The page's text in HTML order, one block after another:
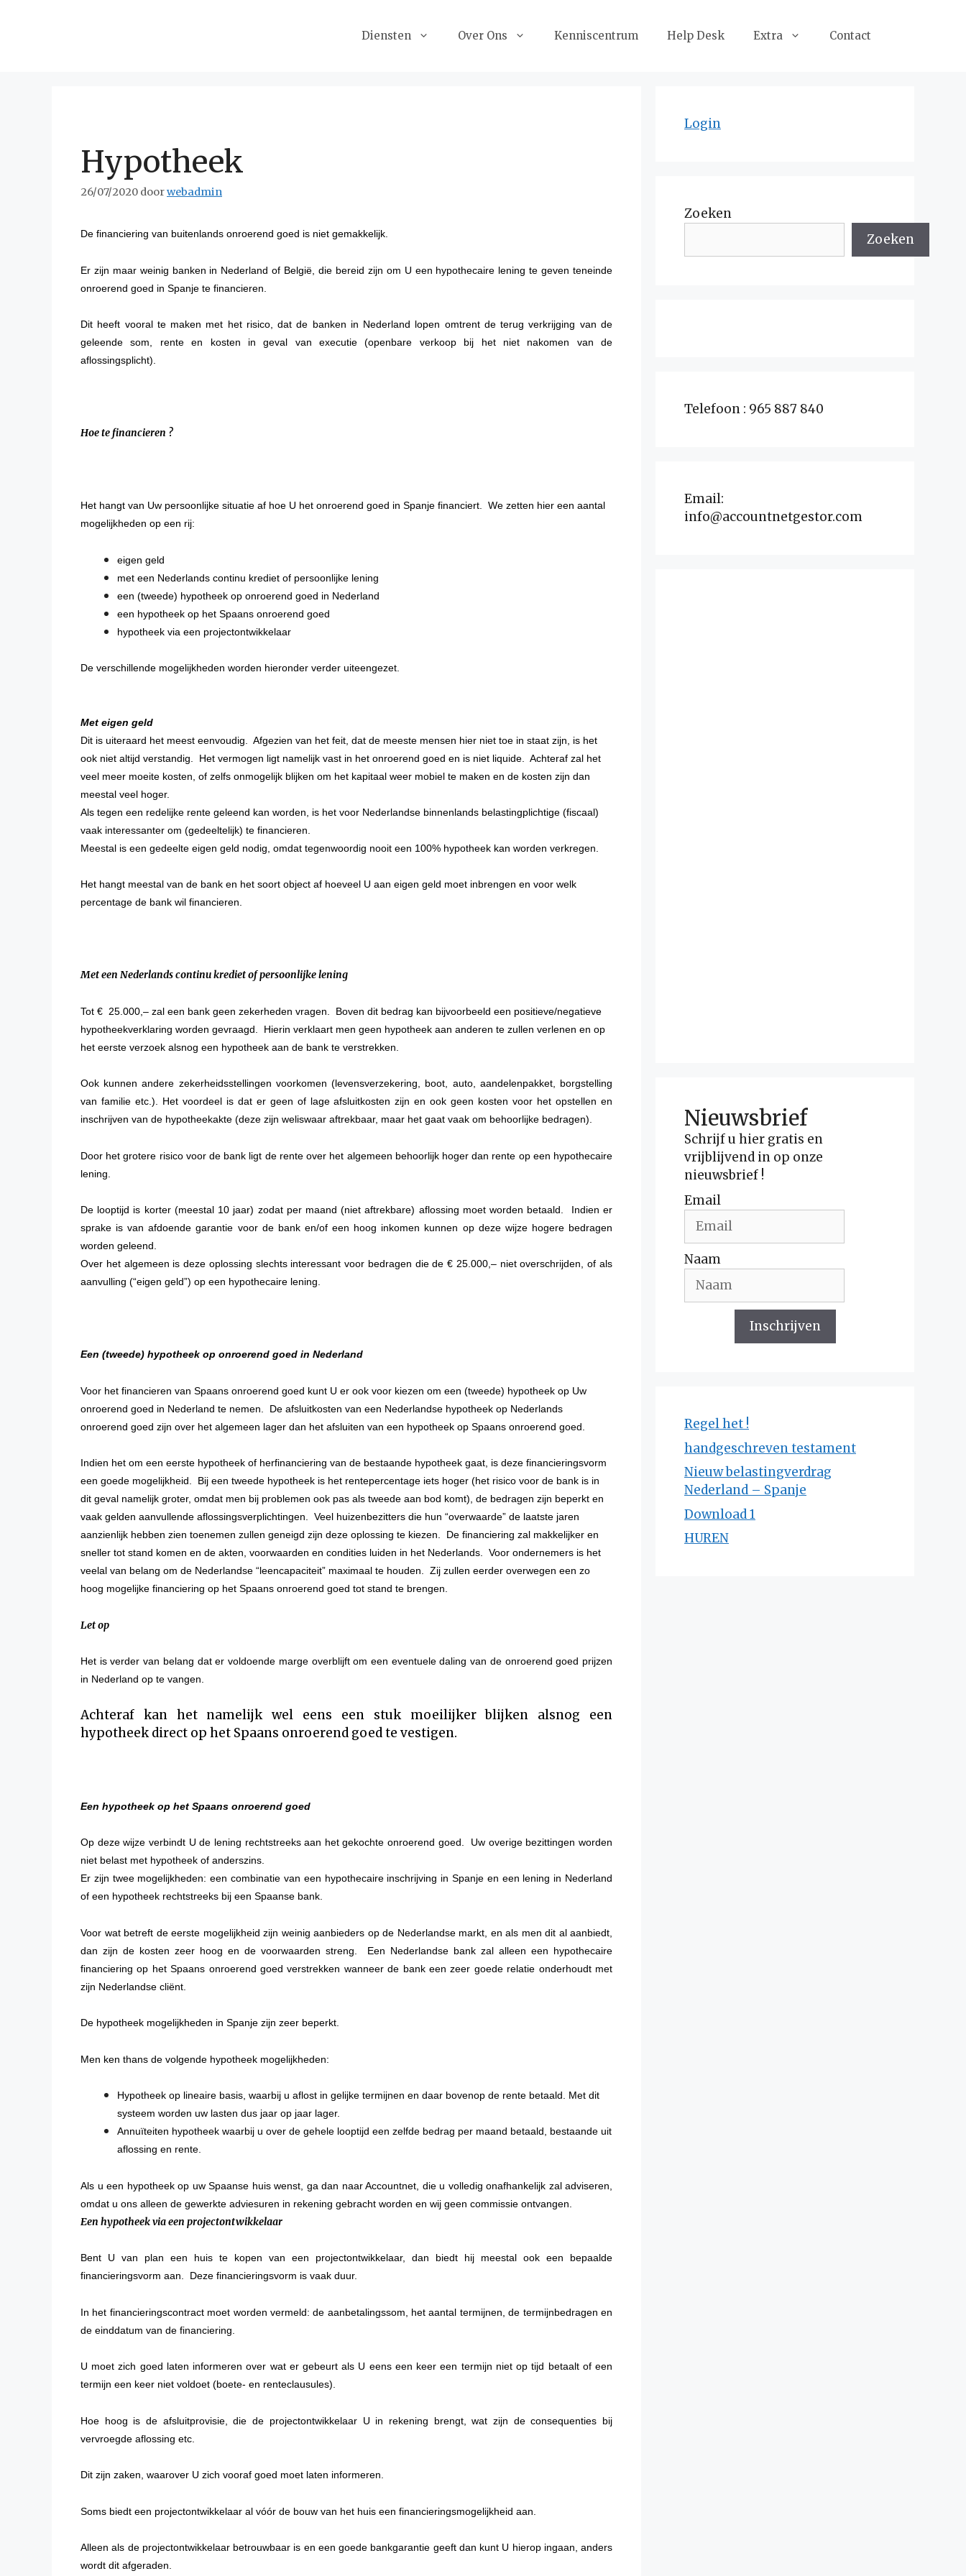
Diensten Over Ons Kenniscentrum Help Desk Extra Contact
Hypotheek
26/07/2020 doorwebadmin
De financiering van buitenlands onroerend goed is niet gemakkelijk.
Er zijn maar weinig banken in Nederland of België, die bereid zijn om U een hypothecaire lening te geven teneinde
onroerend goed in Spanje te financieren.
Dit heeft vooral te maken met het risico, dat de banken in Nederland lopen omtrent de terug verkrijging van de
geleende som, rente en kosten in geval van executie (openbare verkoop bij het niet nakomen van de
aflossingsplicht).
Hoe te financieren ?
Het hangt van Uw persoonlijke situatie af hoe U het onroerend goed in Spanje financiert. We zetten hier een aantal
mogelijkheden op een rij:
eigen geld
met een Nederlands continu krediet of persoonlijke lening
een (tweede) hypotheek op onroerend goed in Nederland
een hypotheek op het Spaans onroerend goed
hypotheek via een projectontwikkelaar
De verschillende mogelijkheden worden hieronder verder uiteengezet.
Met eigen geld
Dit is uiteraard het meest eenvoudig. Afgezien van het feit, dat de meeste mensen hier niet toe in staat zijn, is het
ook niet altijd verstandig. Het vermogen ligt namelijk vast in het onroerend goed en is niet liquide. Achteraf zal het
veel meer moeite kosten, of zelfs onmogelijk blijken om het kapitaal weer mobiel te maken en de kosten zijn dan
meestal veel hoger.
Als tegen een redelijke rente geleend kan worden, is het voor Nederlandse binnenlands belastingplichtige (fiscaal)
vaak interessanter om (gedeeltelijk) te financieren.
Meestal is een gedeelte eigen geld nodig, omdat tegenwoordig nooit een 100% hypotheek kan worden verkregen.
Het hangt meestal van de bank en het soort object af hoeveel U aan eigen geld moet inbrengen en voor welk
percentage de bank wil financieren.
Met een Nederlands continu krediet of persoonlijke lening
Tot € 25.000,– zal een bank geen zekerheden vragen. Boven dit bedrag kan bijvoorbeeld een positieve/negatieve
hypotheekverklaring worden gevraagd. Hierin verklaart men geen hypotheek aan anderen te zullen verlenen en op
het eerste verzoek alsnog een hypotheek aan de bank te verstrekken.
Ook kunnen andere zekerheidsstellingen voorkomen (levensverzekering, boot, auto, aandelenpakket, borgstelling
van familie etc.). Het voordeel is dat er geen of lage afsluitkosten zijn en ook geen kosten voor het opstellen en
inschrijven van de hypotheekakte (deze zijn weliswaar aftrekbaar, maar het gaat vaak om behoorlijke bedragen).
Door het grotere risico voor de bank ligt de rente over het algemeen behoorlijk hoger dan rente op een hypothecaire
lening.
De looptijd is korter (meestal 10 jaar) zodat per maand (niet aftrekbare) aflossing moet worden betaald. Indien er
sprake is van afdoende garantie voor de bank en/of een hoog inkomen kunnen op deze wijze hogere bedragen
worden geleend.
Over het algemeen is deze oplossing slechts interessant voor bedragen die de € 25.000,– niet overschrijden, of als
aanvulling (“eigen geld”) op een hypothecaire lening.
Een (tweede) hypotheek op onroerend goed in Nederland
Voor het financieren van Spaans onroerend goed kunt U er ook voor kiezen om een (tweede) hypotheek op Uw
onroerend goed in Nederland te nemen. De afsluitkosten van een Nederlandse hypotheek op Nederlands
onroerend goed zijn over het algemeen lager dan het afsluiten van een hypotheek op Spaans onroerend goed.
Indien het om een eerste hypotheek of herfinanciering van de bestaande hypotheek gaat, is deze financieringsvorm
een goede mogelijkheid. Bij een tweede hypotheek is het rentepercentage iets hoger (het risico voor de bank is in
dit geval namelijk groter, omdat men bij problemen ook pas als tweede aan bod komt), de bedragen zijn beperkt en
vaak gelden aanvullende aflossingsverplichtingen. Veel huizenbezitters die hun “overwaarde” de laatste jaren
aanzienlijk hebben zien toenemen zullen geneigd zijn deze oplossing te kiezen. De financiering zal makkelijker en
sneller tot stand komen en de akten, voorwaarden en condities luiden in het Nederlands. Voor ondernemers is het
veelal van belang om de Nederlandse “leencapaciteit” maximaal te houden. Zij zullen eerder overwegen een zo
hoog mogelijke financiering op het Spaans onroerend goed tot stand te brengen.
Let op
Het is verder van belang dat er voldoende marge overblijft om een eventuele daling van de onroerend goed prijzen
in Nederland op te vangen.
Achteraf kan het namelijk wel eens een stuk moeilijker blijken
alsnog een
hypotheek direct op het Spaans onroerend goed te vestigen.
Een hypotheek op het Spaans onroerend goed
Op deze wijze verbindt U de lening rechtstreeks aan het gekochte onroerend goed. Uw overige bezittingen worden
niet belast met hypotheek of anderszins.
Er zijn twee mogelijkheden: een combinatie van een hypothecaire inschrijving in Spanje en een lening in Nederland
of een hypotheek rechtstreeks bij een Spaanse bank.
Voor wat betreft de eerste mogelijkheid zijn weinig aanbieders op de Nederlandse markt, en als men dit al aanbiedt,
dan zijn de kosten zeer hoog en de voorwaarden streng. Een Nederlandse bank zal alleen een hypothecaire
financiering op het Spaans onroerend goed verstrekken wanneer de bank een zeer goede relatie onderhoudt met
zijn Nederlandse cliënt.
De hypotheek mogelijkheden in Spanje zijn zeer beperkt.
Men ken thans de volgende hypotheek mogelijkheden:
Hypotheek op lineaire basis, waarbij u aflost in gelijke termijnen en daar bovenop de rente betaald. Met dit
systeem worden uw lasten dus jaar op jaar lager.
Annuïteiten hypotheek waarbij u over de gehele looptijd een zelfde bedrag per maand betaald, bestaande uit
aflossing en rente.
Als u een hypotheek op uw Spaanse huis wenst, ga dan naar Accountnet, die u volledig onafhankelijk zal adviseren,
omdat u ons alleen de gewerkte adviesuren in rekening gebracht worden en wij geen commissie ontvangen.
Een hypotheek via een projectontwikkelaar
Bent U van plan een huis te kopen van een projectontwikkelaar, dan biedt hij meestal ook een bepaalde
financieringsvorm aan. Deze financieringsvorm is vaak duur.
In het financieringscontract moet worden vermeld: de aanbetalingssom, het aantal termijnen, de termijnbedragen en
de einddatum van de financiering.
U moet zich goed laten informeren over wat er gebeurt als U eens een keer een termijn niet op tijd betaalt of een
termijn een keer niet voldoet (boete- en renteclausules).
Hoe hoog is de afsluitprovisie, die de projectontwikkelaar U in rekening brengt, wat zijn de consequenties bij
vervroegde aflossing etc.
Dit zijn zaken, waarover U zich vooraf goed moet laten informeren.
Soms biedt een projectontwikkelaar al vóór de bouw van het huis een financieringsmogelijkheid aan.
Alleen als de projectontwikkelaar betrouwbaar is en een goede bankgarantie geeft dan kunt U hierop ingaan, anders
wordt dit afgeraden.
Login
Zoeken
Zoeken
Telefoon : 965 887 840
Email:
info@accountnetgestor.com
Nieuwsbrief
Schrijf u hier gratis en
vrijblijvend in op onze
nieuwsbrief !
Email
Naam
Inschrijven
Regel het !
handgeschreven testament
Nieuw belastingverdrag
Nederland – Spanje
Download 1
HUREN